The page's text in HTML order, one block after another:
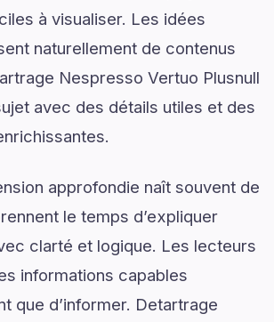
à visualiser. Les idées
naturellement de contenus
Nespresso Vertuo Plusnull
avec des détails utiles et des
approfondie naît souvent de
le temps d’expliquer
clarté et logique. Les lecteurs
informations capables
que d’informer. Detartrage